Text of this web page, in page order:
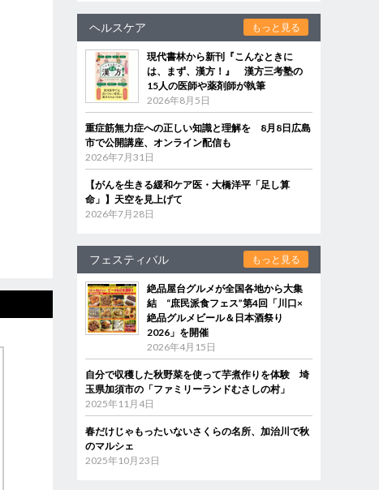
ヘルスケア もっと見る
現代書林から新刊『こんなときに
は、まず、漢方！』 漢方三考塾の
15人の医師や薬剤師が執筆
2026年8月5日
重症筋無力症への正しい知識と理解を 8月8日広島
市で公開講座、オンライン配信も
2026年7月31日
【がんを生きる緩和ケア医・大橋洋平「足し算
命」】天空を見上げて
2026年7月28日
フェスティバル もっと見る
絶品屋台グルメが全国各地から大集
結 “庶民派食フェス”第4回「川口×
絶品グルメビール＆日本酒祭り
2026」を開催
2026年4月15日
自分で収穫した秋野菜を使って芋煮作りを体験 埼
玉県加須市の「ファミリーランドむさしの村」
2025年11月4日
春だけじゃもったいないさくらの名所、加治川で秋
のマルシェ
2025年10月23日